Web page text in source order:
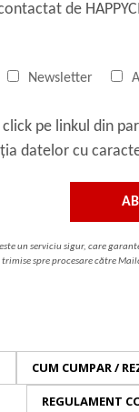
de
Newsletter
pe linkul din
datelor cu
un serviciu sigur, care
spre procesare către
CUM CUMPAR /
REGULAMENT